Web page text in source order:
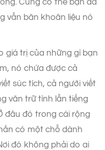
vẫn băn khoăn liệu nó
giá trị của những gì bạn
nó chứa được cả
súc tích, cả người viết
văn trữ tình lẫn tiếng
đâu đó trong cái rộng
có một chỗ dành
đó không phải do ai